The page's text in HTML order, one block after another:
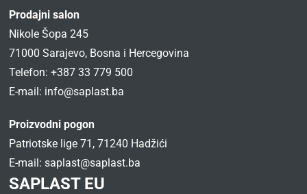
Prodajni salon
Nikole Šopa 245
71000 Sarajevo, Bosna i Hercegovina
Telefon: +387 33 779 500
E-mail: info@saplast.ba
Proizvodni pogon
Patriotske lige 71, 71240 Hadžići
E-mail:saplast@saplast.ba
SAPLAST EU